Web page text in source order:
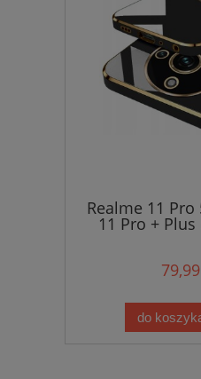
Realme 11 Pro
11 Pro + Plus
do